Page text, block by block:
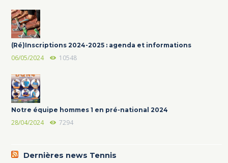
(Ré)Inscriptions 2024-2025 : agenda et informations
06/05/2024 10548
Notre équipe hommes 1 en pré-national 2024
28/04/2024 7294
Dernières news Tennis